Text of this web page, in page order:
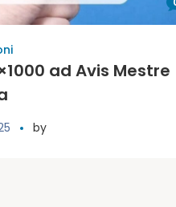
ad Avis Mestre
by